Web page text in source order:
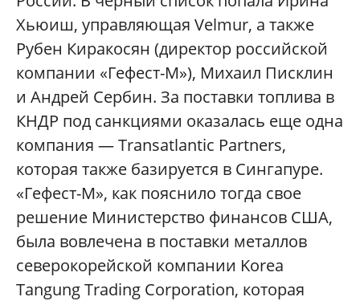
Хьюиш, управляющая Velmur, а также
Рубен Киракосян (директор российской
компании «Гефест-М»), Михаил Писклин
и Андрей Сербин. За поставки топлива в
КНДР под санкциями оказалась еще одна
компания — Transatlantic Partners,
которая также базируется в Сингапуре.
«Гефест-М», как пояснило тогда свое
решение Министерство финансов США,
была вовлечена в поставки металлов
северокорейской компании Korea
Tangung Trading Corporation, которая